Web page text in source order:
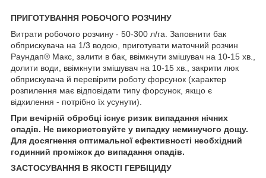
ПРИГОТУВАННЯ РОБОЧОГО РОЗЧИНУ
Витрати робочого розчину - 50-300 л/га. Заповнити бак
обприскувача на 1/3 водою, приготувати маточний розчин
Раундап® Макс, залити в бак, ввімкнути змішувач на 10-15 хв.,
долити води, ввімкнути змішувач на 10-15 хв., закрити люк
обприскувача й перевірити роботу форсунок (характер
розпилення має відповідати типу форсунок, якщо є
відхилення - потрібно їх усунути).
При вечірній обробці існує ризик випадання нічних
опадів. Не використовуйте у випадку неминучого дощу.
Для досягнення оптимальної ефективності необхідний
годинний проміжок до випадання опадів.
ЗАСТОСУВАННЯ В ЯКОСТІ ГЕРБІЦИДУ